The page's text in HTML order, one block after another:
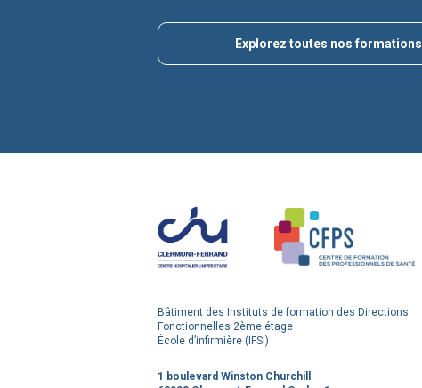
Explorez toutes nos formations
Bâtiment des Instituts de formation des Directions
Fonctionnelles 2ème étage
École d’infirmière (IFSI)
1 boulevard Winston Churchill